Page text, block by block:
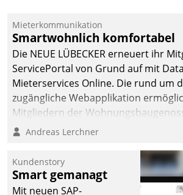
Mieterkommunikation
Smartwohnlich komfortabel
Die NEUE LÜBECKER erneuert ihr
ServicePortal von Grund auf mit
Mieterservices Online. Die rund um
zugängliche Webapplikation
Mitgliedern der
Kontaktaufnahme per Smartphone,
Andreas Lerchner
Kundenstory
Smart gemanagt
Mit neuen SAP-